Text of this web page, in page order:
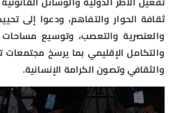
ثقافة الحوار والتفاهم، ودعوا إلى
والعنصرية والتعصب، وتوسيع مساحات
والتكامل الإقليمي بما يرسخ مجتمعات
والثقافي وتصون الكرامة الإنسانية.